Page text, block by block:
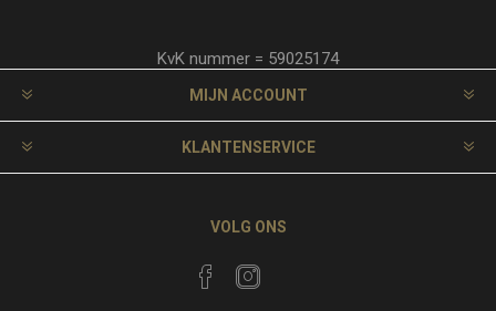
KvK nummer = 59025174
MIJN ACCOUNT
KLANTENSERVICE
VOLG ONS